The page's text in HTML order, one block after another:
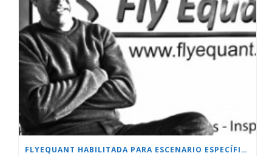
FLYEQUANT HABILITADA PARA ESCENARIO ESPECÍFICO.